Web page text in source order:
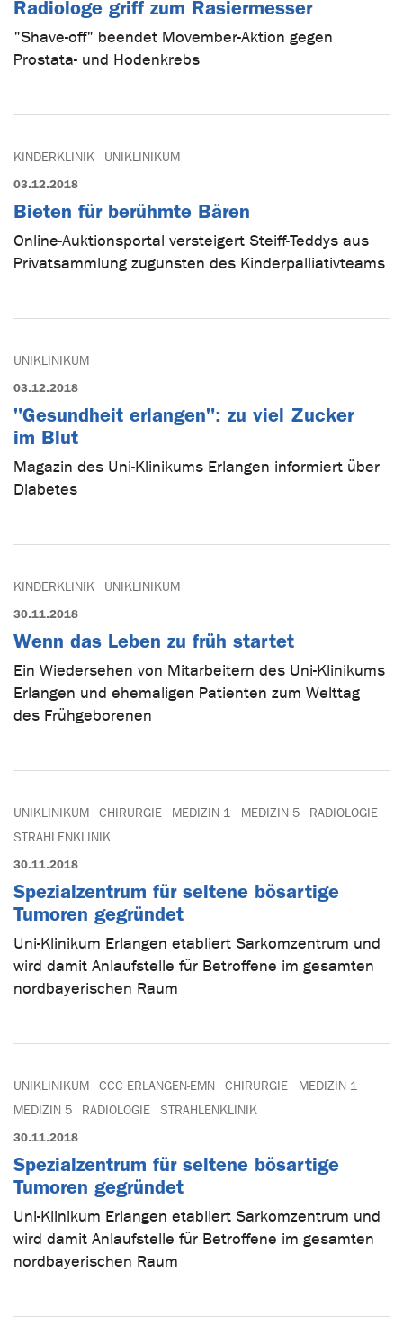
Radiologe griff zum Rasiermesser
"Shave-off" beendet Movember-Aktion gegen
Prostata- und Hodenkrebs
KINDERKLINIK UNIKLINIKUM
03.12.2018
Bieten für berühmte Bären
Online-Auktionsportal versteigert Steiff-Teddys aus
Privatsammlung zugunsten des Kinderpalliativteams
UNIKLINIKUM
03.12.2018
"Gesundheit erlangen": zu viel Zucker
im Blut
Magazin des Uni-Klinikums Erlangen informiert über
Diabetes
KINDERKLINIK UNIKLINIKUM
30.11.2018
Wenn das Leben zu früh startet
Ein Wiedersehen von Mitarbeitern des Uni-Klinikums
Erlangen und ehemaligen Patienten zum Welttag
des Frühgeborenen
UNIKLINIKUM CHIRURGIE MEDIZIN 1 MEDIZIN 5
RADIOLOGIE
STRAHLENKLINIK
30.11.2018
Spezialzentrum für seltene bösartige
Tumoren gegründet
Uni-Klinikum Erlangen etabliert Sarkomzentrum und
wird damit Anlaufstelle für Betroffene im gesamten
nordbayerischen Raum
UNIKLINIKUM CCC ERLANGEN-EMN CHIRURGIE
MEDIZIN 1
MEDIZIN 5
RADIOLOGIE STRAHLENKLINIK
30.11.2018
Spezialzentrum für seltene bösartige
Tumoren gegründet
Uni-Klinikum Erlangen etabliert Sarkomzentrum und
wird damit Anlaufstelle für Betroffene im gesamten
nordbayerischen Raum